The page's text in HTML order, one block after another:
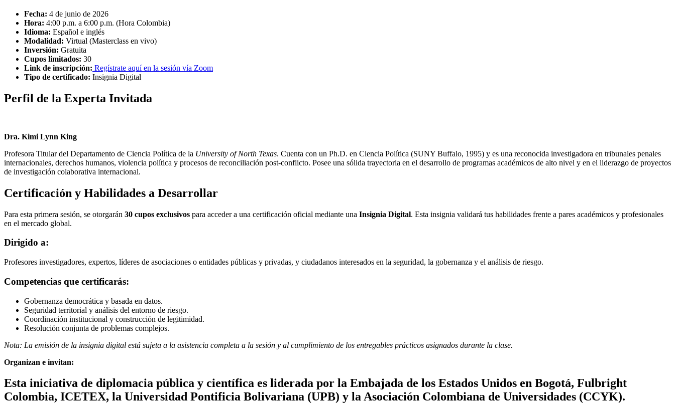
Fecha: 4 de junio de 2026
Hora: 4:00 p.m. a 6:00 p.m. (Hora Colombia)
Idioma: Español e inglés
Modalidad: Virtual (Masterclass en vivo)
Inversión: Gratuita
Cupos limitados: 30
Link de inscripción: Regístrate aquí en la sesión vía Zoom
Tipo de certificado: Insignia Digital
Perfil de la Experta Invitada
Dra. Kimi Lynn King
Profesora Titular del Departamento de Ciencia Política de la University of North Texas. Cuenta con un Ph.D. en Ciencia Política (SUNY Buffalo, 1995) y es una reconocida investigadora en tribunales penales
internacionales, derechos humanos, violencia política y procesos de reconciliación post-conflicto. Posee una sólida trayectoria en el desarrollo de programas académicos de alto nivel y en el liderazgo de proyectos
de investigación colaborativa internacional.
Certificación y Habilidades a Desarrollar
Para esta primera sesión, se otorgarán 30 cupos exclusivos para acceder a una certificación oficial mediante una Insignia Digital. Esta insignia validará tus habilidades frente a pares académicos y profesionales
en el mercado global.
Dirigido a:
Profesores investigadores, expertos, líderes de asociaciones o entidades públicas y privadas, y ciudadanos interesados en la seguridad, la gobernanza y el análisis de riesgo.
Competencias que certificarás:
Gobernanza democrática y basada en datos.
Seguridad territorial y análisis del entorno de riesgo.
Coordinación institucional y construcción de legitimidad.
Resolución conjunta de problemas complejos.
Nota: La emisión de la insignia digital está sujeta a la asistencia completa a la sesión y al cumplimiento de los entregables prácticos asignados durante la clase.
Organizan e invitan:
Esta iniciativa de diplomacia pública y científica es liderada por la Embajada de los Estados Unidos en Bogotá, Fulbright
Colombia, ICETEX, la Universidad Pontificia Bolivariana (UPB) y la Asociación Colombiana de Universidades (CCYK).